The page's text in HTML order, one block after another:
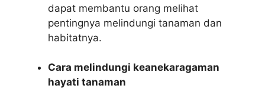
dapat membantu orang melihat
pentingnya melindungi tanaman dan
habitatnya.
Cara melindungi keanekaragaman
hayati tanaman